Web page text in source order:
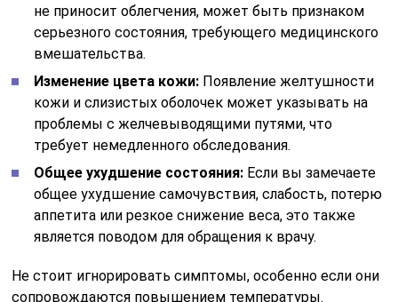
не приносит облегчения, может быть признаком
серьезного состояния, требующего медицинского
вмешательства.
Изменение цвета кожи: Появление желтушности
кожи и слизистых оболочек может указывать на
проблемы с желчевыводящими путями, что
требует немедленного обследования.
Общее ухудшение состояния: Если вы замечаете
общее ухудшение самочувствия, слабость, потерю
аппетита или резкое снижение веса, это также
является поводом для обращения к врачу.
Не стоит игнорировать симптомы, особенно если они
сопровождаются повышением температуры.